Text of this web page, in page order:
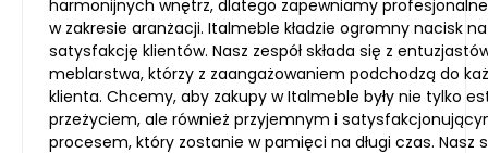
harmonijnych wnętrz, dlatego zapewniamy
w zakresie aranżacji. Italmeble kładzie ogromny nacisk na
satysfakcję klientów. Nasz zespół składa się z
meblarstwa, którzy z zaangażowaniem podchodzą do
klienta. Chcemy, aby zakupy w Italmeble były nie tylko
przeżyciem, ale również przyjemnym i
procesem, który zostanie w pamięci na długi czas. Nasz